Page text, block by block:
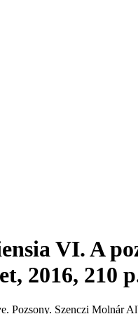
VI. A
2016, 210
Pozsony. Szenczi Molnár